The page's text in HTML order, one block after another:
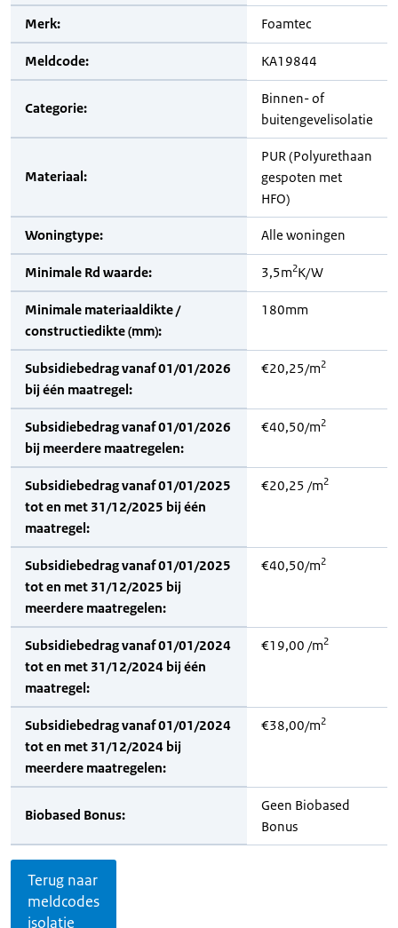
Merk: Foamtec
Meldcode: KA19844
Categorie:
Binnen- of
buitengevelisolatie
Materiaal:
PUR (Polyurethaan
gespoten met
HFO)
Woningtype: Alle woningen
Minimale Rd waarde: 3,5m2K/W
Minimale materiaaldikte /
constructiedikte (mm):
180mm
Subsidiebedrag vanaf 01/01/2026
bij één maatregel:
€20,25/m2
Subsidiebedrag vanaf 01/01/2026
bij meerdere maatregelen:
€40,50/m2
Subsidiebedrag vanaf 01/01/2025
tot en met 31/12/2025 bij één
maatregel:
€20,25 /m2
Subsidiebedrag vanaf 01/01/2025
tot en met 31/12/2025 bij
meerdere maatregelen:
€40,50/m2
Subsidiebedrag vanaf 01/01/2024
tot en met 31/12/2024 bij één
maatregel:
€19,00 /m2
Subsidiebedrag vanaf 01/01/2024
tot en met 31/12/2024 bij
meerdere maatregelen:
€38,00/m2
Biobased Bonus:
Geen Biobased
Bonus
Terug naar
meldcodes
isolatie